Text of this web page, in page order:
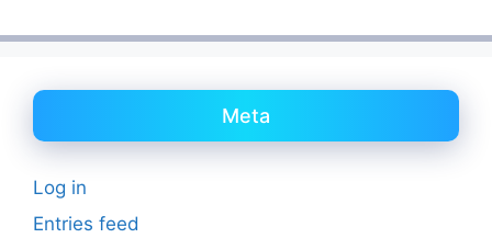
Meta
Log in
Entries feed